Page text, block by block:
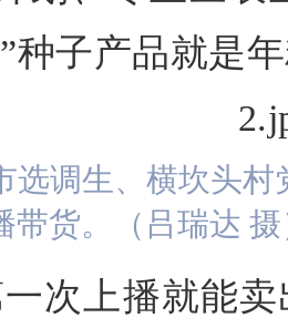
种子产品就是
选调生、横坎头
带货。（吕瑞达
次上播就能